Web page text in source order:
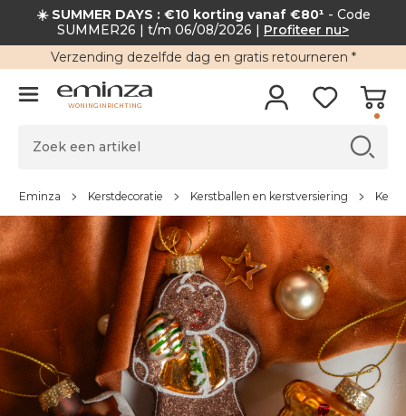
☀️ SUMMER DAYS : €10 korting vanaf €80¹ - Code
SUMMER26 | t/m 06/08/2026 | Profiteer nu>
Verzending dezelfde dag en gratis retourneren *
WONINGINRICHTING
Eminza Kerstdecoratie Kerstballen en kerstversiering